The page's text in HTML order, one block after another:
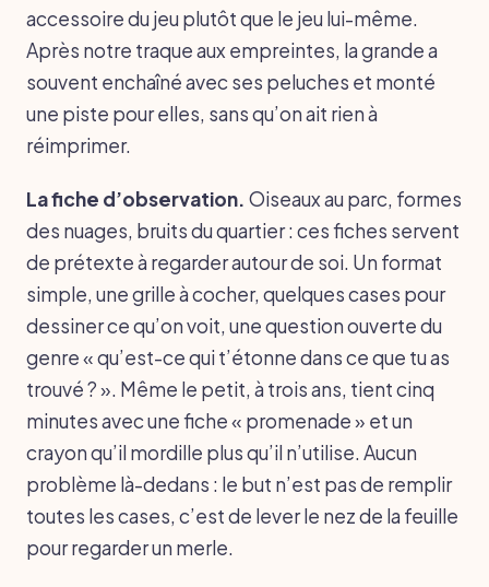
accessoire du jeu plutôt que le jeu lui-même.
Après notre traque aux empreintes, la grande a
souvent enchaîné avec ses peluches et monté
une piste pour elles, sans qu’on ait rien à
réimprimer.
La fiche d’observation. Oiseaux au parc, formes
des nuages, bruits du quartier : ces fiches servent
de prétexte à regarder autour de soi. Un format
simple, une grille à cocher, quelques cases pour
dessiner ce qu’on voit, une question ouverte du
genre « qu’est-ce qui t’étonne dans ce que tu as
trouvé ? ». Même le petit, à trois ans, tient cinq
minutes avec une fiche « promenade » et un
crayon qu’il mordille plus qu’il n’utilise. Aucun
problème là-dedans : le but n’est pas de remplir
toutes les cases, c’est de lever le nez de la feuille
pour regarder un merle.